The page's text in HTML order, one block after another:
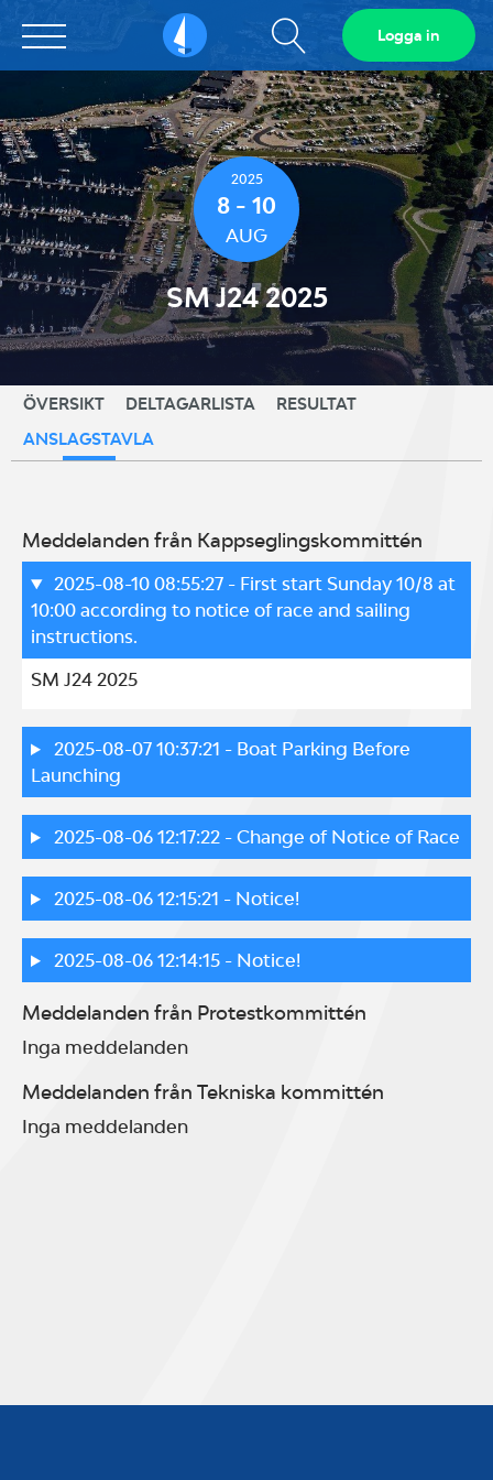
Sailarena Visa
sökfält
Logga in
2025
8 - 10
AUG
SM J24 2025
ÖVERSIKT DELTAGARLISTA
RESULTAT
ANSLAGSTAVLA
Meddelanden från Kappseglingskommittén
2025-08-10 08:55:27- First start Sunday 10/8 at
10:00 according to notice of race and sailing
instructions.
SM J24 2025
2025-08-07 10:37:21 - Boat Parking Before
Launching
2025-08-06 12:17:22- Change of Notice of Race
2025-08-06 12:15:21 - Notice!
2025-08-06 12:14:15- Notice!
Meddelanden från Protestkommittén
Inga meddelanden
Meddelanden från Tekniska kommittén
Inga meddelanden